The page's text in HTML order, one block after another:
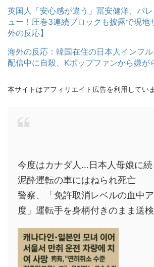
英国人「安心感が違う」冨安健洋、パ
ュー！圧巻3連続ブロックも披露で現地
外の反応】
海外の反応：韓国在住の日本人インフ
配信中に自殺、Kポップファンから嫌が
本サイトはアフィリエイト広告を利用してい
今度はカナダ人…日本人母娘に
泥酔運転の車にはねられ死亡
警察、「免許取消レベルの血中
度」運転手を身柄付きのまま送検